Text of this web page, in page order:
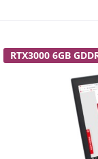
RTX3000 6GB